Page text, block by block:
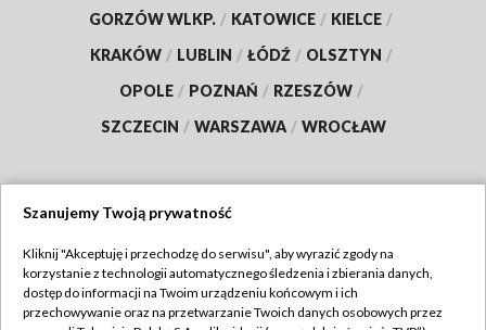
GORZÓW WLKP. / KATOWICE / KIELCE /
KRAKÓW / LUBLIN / ŁÓDŹ / OLSZTYN /
OPOLE / POZNAŃ / RZESZÓW /
SZCZECIN / WARSZAWA / WROCŁAW
TVP
Abonament TVP
Regulamin TVP
Szanujemy Twoją prywatność
Kliknij "Akceptuję i przechodzę do serwisu", aby wyrazić zgody na
korzystanie z technologii automatycznego śledzenia i zbierania danych,
dostęp do informacji na Twoim urządzeniu końcowym i ich
przechowywanie oraz na przetwarzanie Twoich danych osobowych przez